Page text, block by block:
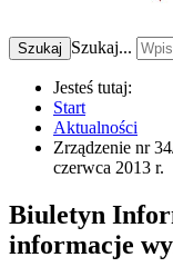
Szukaj Szukaj...
Jesteś tutaj:
Start
Aktualności
Zrządzenie nr
czerwca 2013 r.
Biuletyn
informacje